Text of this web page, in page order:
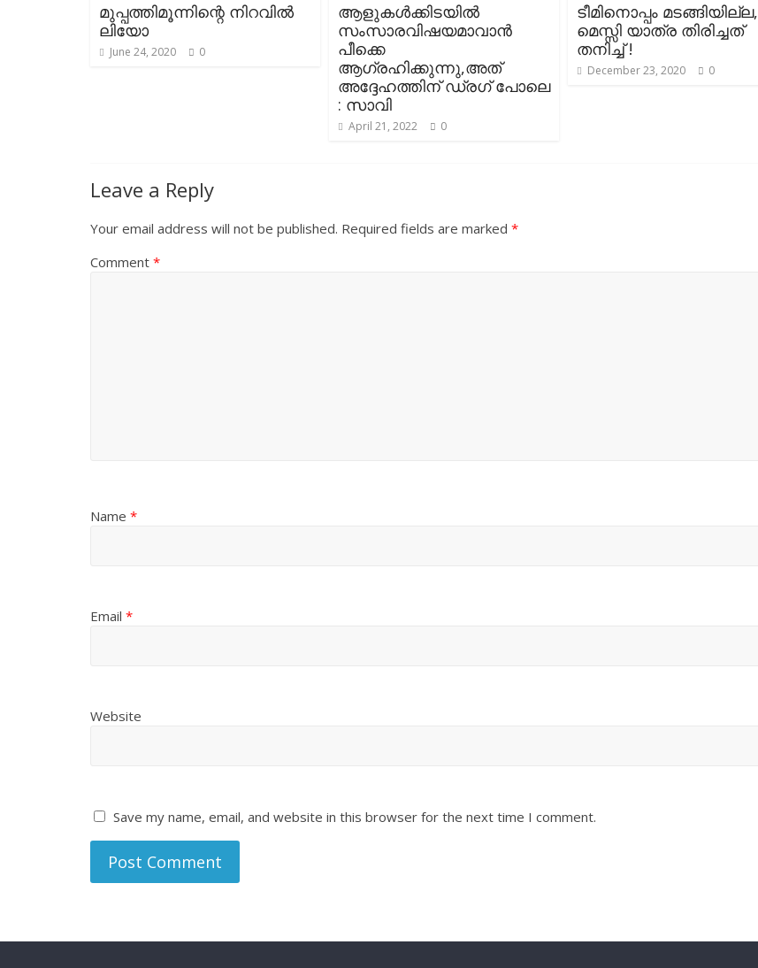
മുപ്പത്തിമൂന്നിന്റെ നിറവിൽ
ലിയോ
June 24, 2020 0
ആളുകൾക്കിടയിൽ
സംസാരവിഷയമാവാൻ
പീക്കെ
ആഗ്രഹിക്കുന്നു,അത്
അദ്ദേഹത്തിന് ഡ്രഗ് പോലെ
: സാവി
April 21, 2022 0
ടീമിനൊപ്പം മടങ്ങിയില്ല,
മെസ്സി യാത്ര തിരിച്ചത്
തനിച്ച് !
December 23, 2020 0
Leave a Reply
Your email address will not be published. Required fields are marked *
Comment *
Name *
Email *
Website
Save my name, email, and website in this browser for the next time I comment.